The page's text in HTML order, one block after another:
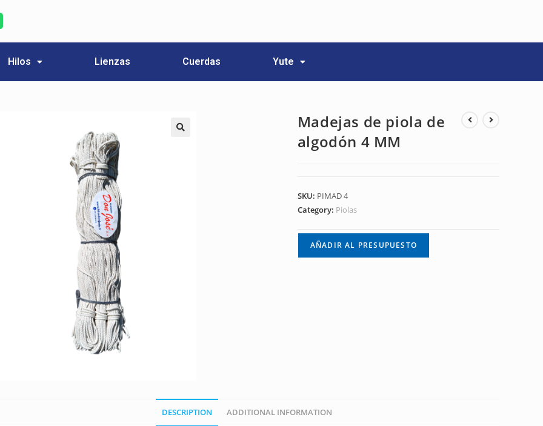
Hilos Lienzas Cuerdas Yute
Madejas de piola de
algodón 4 MM
SKU: PIMAD 4
Category: Piolas
AÑADIR AL PRESUPUESTO
DESCRIPTION ADDITIONAL INFORMATION